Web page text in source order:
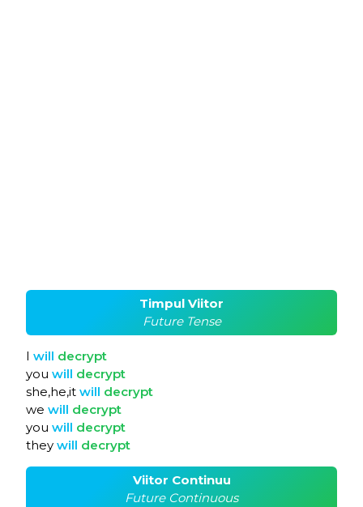
Timpul Viitor
Future Tense
I will decrypt
you will decrypt
she,he,it will decrypt
we will decrypt
you will decrypt
they will decrypt
Viitor Continuu
Future Continuous